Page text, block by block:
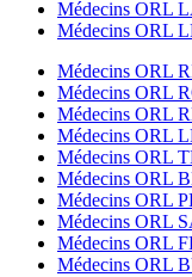
Médecins ORL
Médecins ORL
Médecins ORL
Médecins ORL
Médecins ORL
Médecins ORL
Médecins ORL
Médecins ORL
Médecins ORL
Médecins ORL
Médecins ORL
Médecins ORL